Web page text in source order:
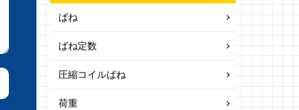
ばね
ばね定数
圧縮コイルばね
荷重